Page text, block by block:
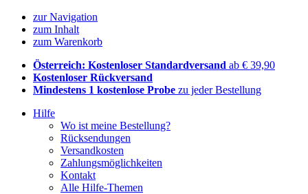
zur Navigation
zum Inhalt
zum Warenkorb
Österreich: Kostenloser Standardversand ab € 39,90
Kostenloser Rückversand
Mindestens 1 kostenlose Probe zu jeder Bestellung
Hilfe
Wo ist meine Bestellung?
Rücksendungen
Versandkosten
Zahlungsmöglichkeiten
Kontakt
Alle Hilfe-Themen